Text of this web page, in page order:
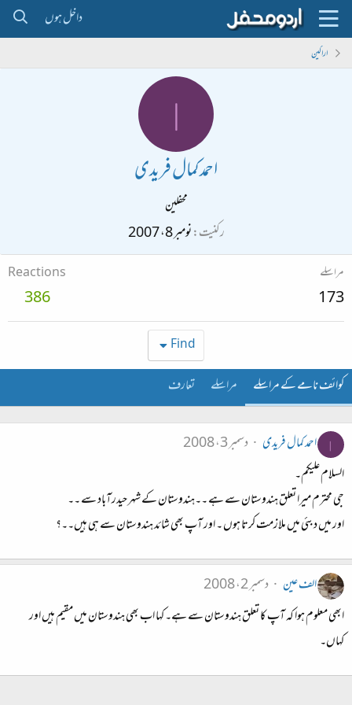
داخل ہوں
اراکین
ا
احمد کمال فریدی
محفلین
رکنیت نومبر 8، 2007
مراسلے
173
Reactions
386
Find
کوائف نامے کے مراسلے مراسلے تعارف
ا احمد کمال فریدی
دسمبر 3، 2008
السلام علیکم۔
جی محترم میرا تعلق ہندوستان سے ہے ۔۔ہندوستان کے شہر حیدرآباد سے ۔۔
اور میں‌ دبئی میں‌ ملازمت کرتا ہوں ۔ اور آپ بھی شائد ہندوستان سے ہی ہیں‌۔۔؟
الف عین
دسمبر 2، 2008
ابھی معلوم ہوا کہ آپ کا تعلق ہندوستان سے ہے۔ کہا اب بھی ہندوستان میں مقیم ہیں اور
کہاں۔